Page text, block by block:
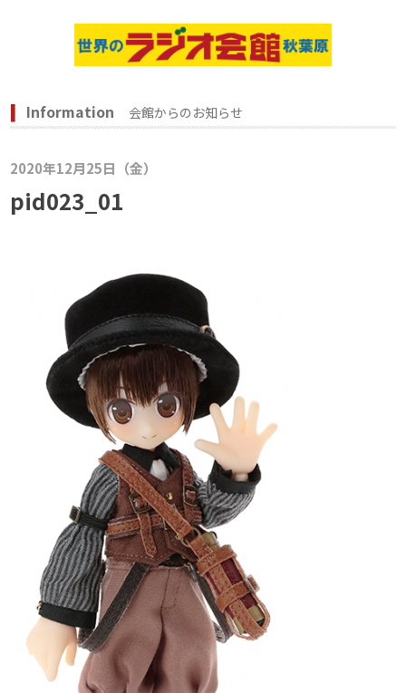
Information 会館からのお知らせ
2020年12月25日（金）
pid023_01